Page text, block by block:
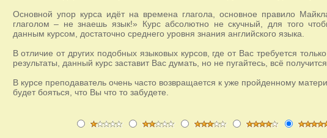
Основной упор курса идёт на времена глагола, основное правило
глаголом – не знаешь язык!» Курс абсолютно не скучный, для того
данным курсом, достаточно среднего уровня знания английского языка.
В отличие от других подобных языковых курсов, где от Вас требуется
результаты, данный курс заставит Вас думать, но не пугайтесь, всё
В курсе преподаватель очень часто возвращается к уже пройденному
будет бояться, что Вы что то забудете.